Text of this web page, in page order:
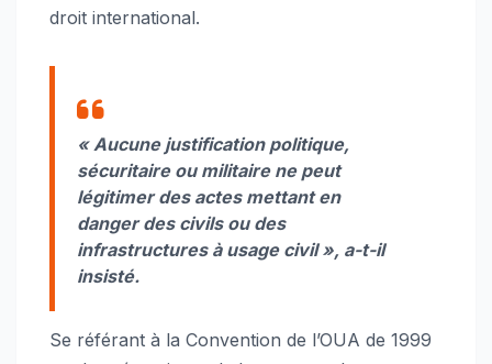
droit international.
« Aucune justification politique,
sécuritaire ou militaire ne peut
légitimer des actes mettant en
danger des civils ou des
infrastructures à usage civil », a-t-il
insisté.
Se référant à la Convention de l’OUA de 1999